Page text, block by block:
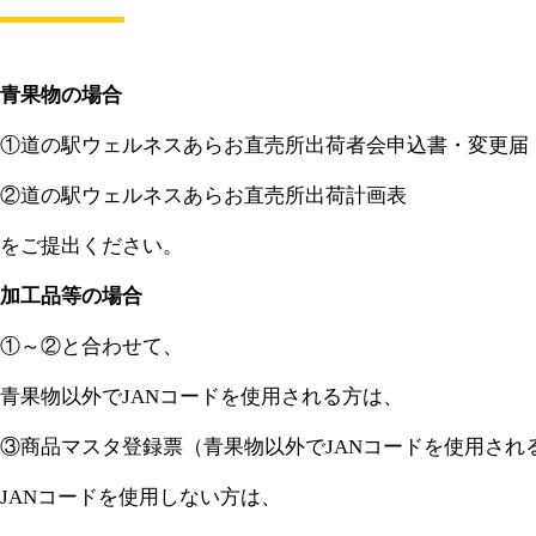
青果物の場合
①道の駅ウェルネスあらお直売所出荷者会申込書・変更届
②道の駅ウェルネスあらお直売所出荷計画表
をご提出ください。
加工品等の場合
①～②と合わせて、
青果物以外でJANコードを使用される方は、
③商品マスタ登録票（青果物以外でJANコードを使用され
JANコードを使用しない方は、